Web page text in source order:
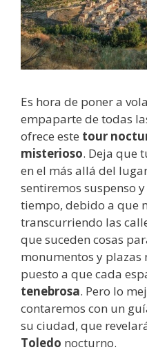
Es hora de poner a
empaparte de todas
ofrece este tour
misterioso. Deja que
en el más allá del
sentiremos suspenso
tiempo, debido a que
transcurriendo las
que suceden cosas
monumentos y plazas
puesto a que cada
tenebrosa. Pero lo
contaremos con un
su ciudad, que
Toledo nocturno.